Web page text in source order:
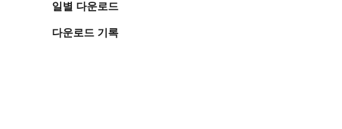
일별 다운로드
다운로드 기록